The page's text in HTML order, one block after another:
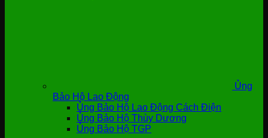
Ủng
Bảo Hộ Lao Động
Ủng Bảo Hộ Lao Động Cách Điện
Ủng Bảo Hộ Thùy Dương
Ủng Bảo Hộ TGP